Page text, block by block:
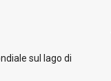
sul lago di